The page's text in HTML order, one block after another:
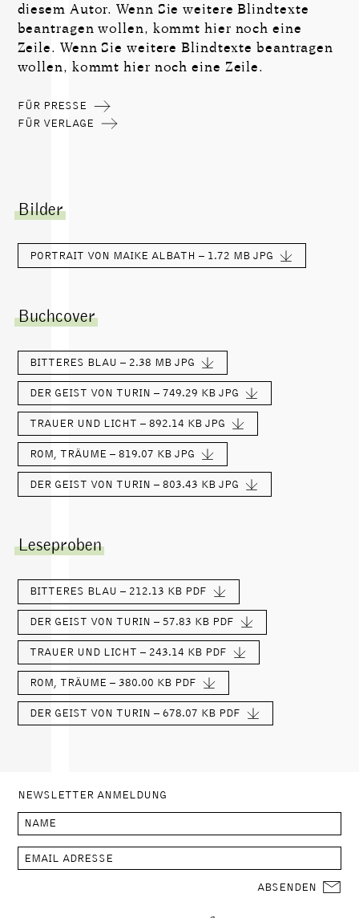
diesem Autor. Wenn Sie weitere Blindtexte
beantragen wollen, kommt hier noch eine
Zeile. Wenn Sie weitere Blindtexte beantragen
wollen, kommt hier noch eine Zeile.
FÜR PRESSE
FÜR VERLAGE
Bilder
PORTRAIT VON MAIKE ALBATH – 1.72 MB JPG
Buchcover
BITTERES BLAU – 2.38 MB JPG
DER GEIST VON TURIN – 749.29 KB JPG
TRAUER UND LICHT – 892.14 KB JPG
ROM, TRÄUME – 819.07 KB JPG
DER GEIST VON TURIN – 803.43 KB JPG
Leseproben
BITTERES BLAU – 212.13 KB PDF
DER GEIST VON TURIN – 57.83 KB PDF
TRAUER UND LICHT – 243.14 KB PDF
ROM, TRÄUME – 380.00 KB PDF
DER GEIST VON TURIN – 678.07 KB PDF
NEWSLETTER ANMELDUNG
ABSENDEN